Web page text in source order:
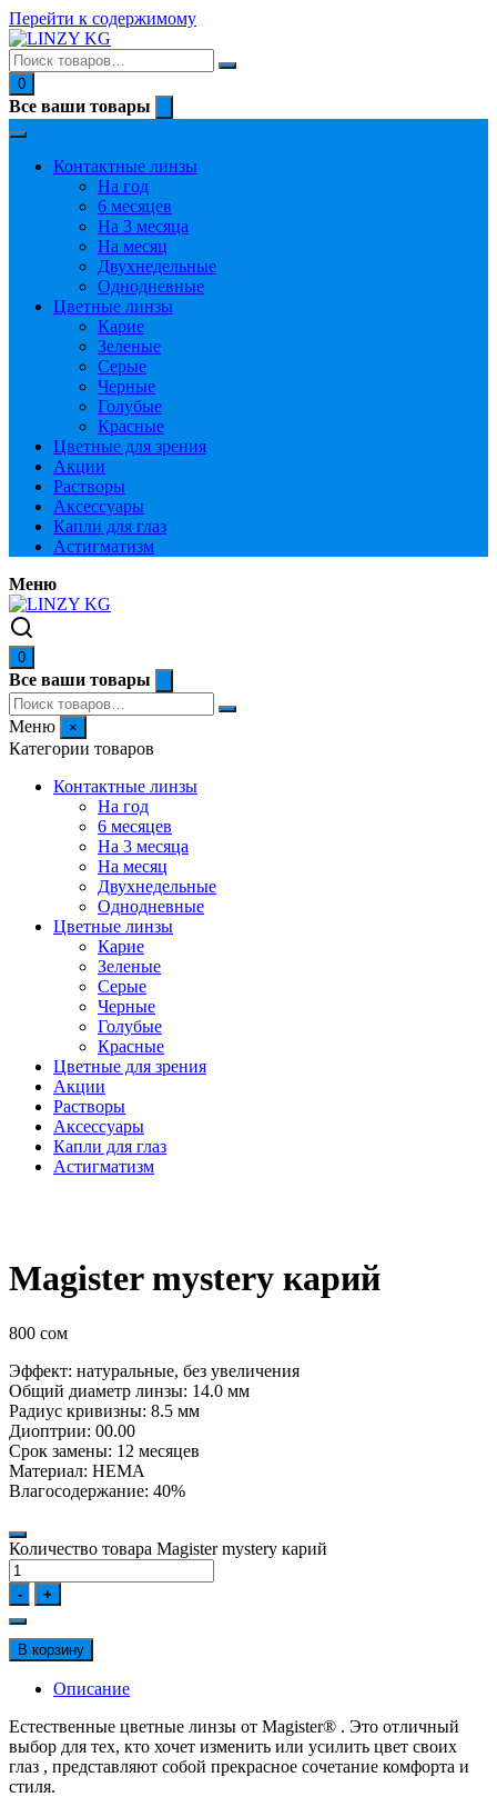
Перейти к содержимому
0
Все ваши товары
Контактные линзы
На год
6 месяцев
На 3 месяца
На месяц
Двухнедельные
Однодневные
Цветные линзы
Карие
Зеленые
Серые
Черные
Голубые
Красные
Цветные для зрения
Акции
Растворы
Аксессуары
Капли для глаз
Астигматизм
Меню
0
Все ваши товары
Меню ×
Категории товаров
Контактные линзы
На год
6 месяцев
На 3 месяца
На месяц
Двухнедельные
Однодневные
Цветные линзы
Карие
Зеленые
Серые
Черные
Голубые
Красные
Цветные для зрения
Акции
Растворы
Аксессуары
Капли для глаз
Астигматизм
Magister mystery карий
800 сом
Эффект: натуральные, без увеличения
Общий диаметр линзы: 14.0 мм
Радиус кривизны: 8.5 мм
Диоптрии: 00.00
Срок замены: 12 месяцев
Материал: HEMA
Влагосодержание: 40%
Количество товара Magister mystery карий
- +
В корзину
Описание
Eстественные цветные линзы от Magister® . Это отличный
выбор для тех, кто хочет изменить или усилить цвет своих
глаз , представляют собой прекрасное сочетание комфорта и
стиля.